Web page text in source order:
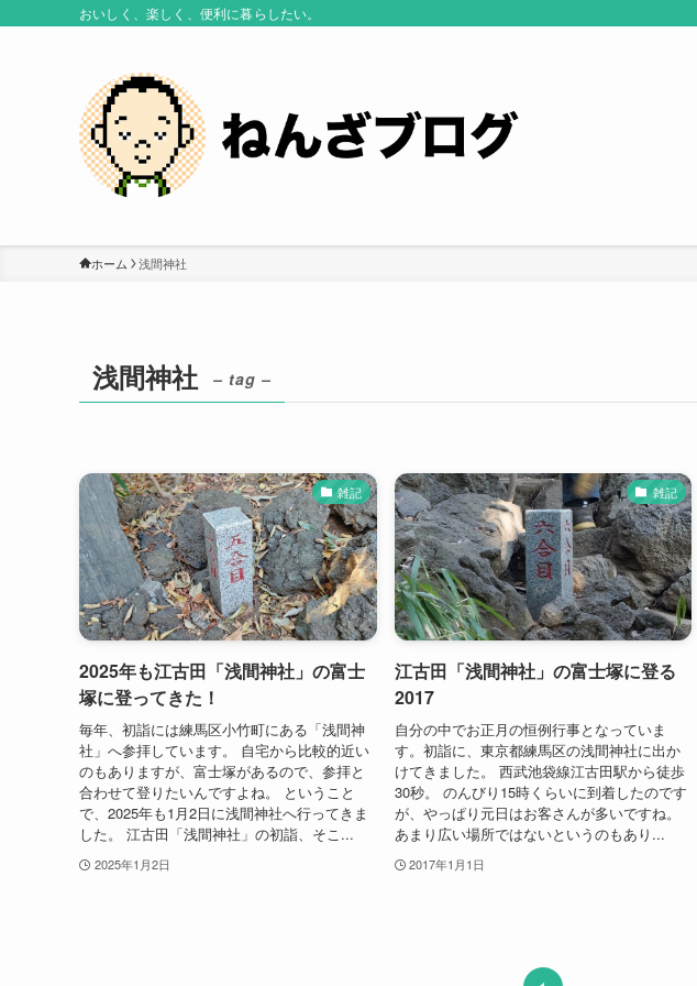
おいしく、楽しく、便利に暮らしたい。
ホーム 浅間神社
浅間神社 – tag –
雑記
2025年も江古田「浅間神社」の富士
塚に登ってきた！
毎年、初詣には練馬区小竹町にある「浅間神
社」へ参拝しています。 自宅から比較的近い
のもありますが、富士塚があるので、参拝と
合わせて登りたいんですよね。 ということ
で、2025年も1月2日に浅間神社へ行ってきま
した。 江古田「浅間神社」の初詣、そこ...
2025年1月2日
雑記
江古田「浅間神社」の富士塚に登る
2017
自分の中でお正月の恒例行事となっていま
す。初詣に、東京都練馬区の浅間神社に出か
けてきました。 西武池袋線江古田駅から徒歩
30秒。 のんびり15時くらいに到着したのです
が、やっぱり元日はお客さんが多いですね。
あまり広い場所ではないというのもあり...
2017年1月1日